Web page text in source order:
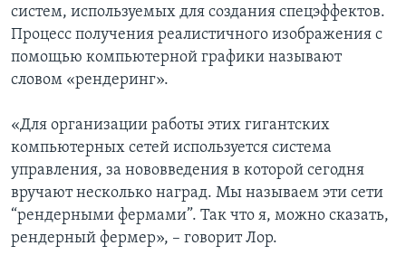
систем, используемых для создания спецэффектов.
Процесс получения реалистичного изображения с
помощью компьютерной графики называют
словом «рендеринг».
«Для организации работы этих гигантских
компьютерных сетей используется система
управления, за нововведения в которой сегодня
вручают несколько наград. Мы называем эти сети
“рендерными фермами”. Так что я, можно сказать,
рендерный фермер», – говорит Лор.